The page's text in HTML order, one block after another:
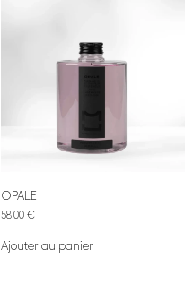
OPALE
58,00 €
Ajouter au panier